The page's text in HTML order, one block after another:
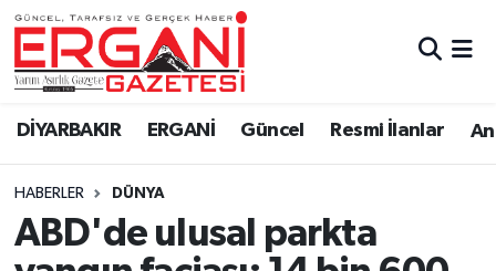
DİYARBAKIR ERGANİ Güncel Resmi İlanlar
HABERLER DÜNYA
ABD'de ulusal parkta
DİYARBAKIR
BİSMİL
BAĞLAR
ERGANİ
Güncel
Ergani Nöbetçi Eczaneler
Ergani Hava Durumu
Ergani Trafik Yoğunluk Haritası
Süper Lig Puan Durumu ve Fikstür